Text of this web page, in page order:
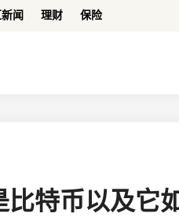
闻 理财 保险
比特币以及它